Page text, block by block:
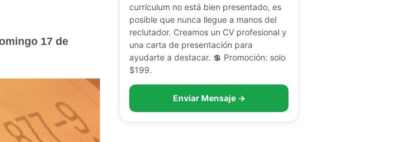
17 de
currículum no está bien presentado, es
posible que nunca llegue a manos del
reclutador. Creamos un CV profesional y
una carta de presentación para
ayudarte a destacar. 💲 Promoción: solo
$199.
Enviar Mensaje →